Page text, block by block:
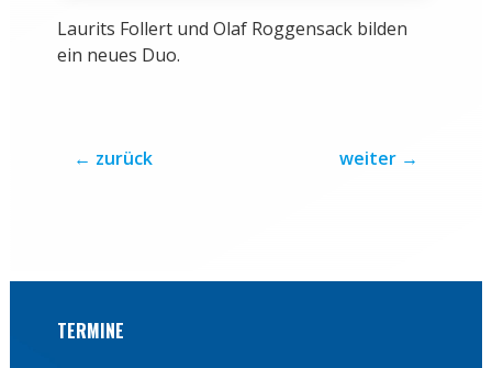
Laurits Follert und Olaf Roggensack bilden
ein neues Duo.
← zurück weiter →
TERMINE